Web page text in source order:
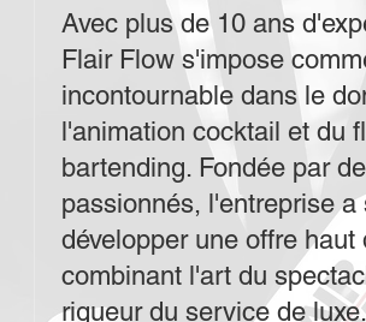
Avec plus de 10 ans
Flair Flow s'impose
incontournable dans le
l'animation cocktail et du
bartending. Fondée par
passionnés, l'entreprise a
développer une offre haut
combinant l'art du
rigueur du service de